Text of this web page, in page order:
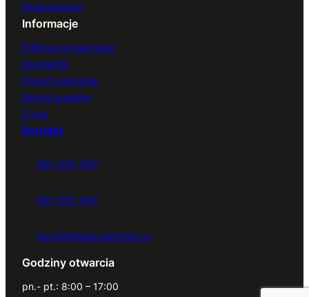
Finansowanie
Informacje
Polityka prywatności
Regulamin
Import pojazdów
Serwis quadów
O nas
Kontakt
667 000 083
667 000 084
biuro@dealerszamocin.pl
Godziny otwarcia
pn.- pt.: 8:00 – 17:00